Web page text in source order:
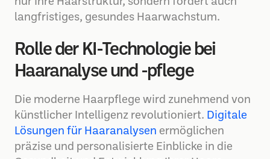
langfristiges, gesundes Haarwachstum.
Rolle der KI-Technologie bei
Haaranalyse und -pflege
Die moderne Haarpflege wird zunehmend von
künstlicher Intelligenz revolutioniert. Digitale
Lösungen für Haaranalysen ermöglichen
präzise und personalisierte Einblicke in die